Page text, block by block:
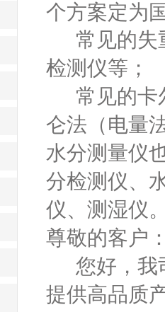
个方案定为
常见的失
检测仪等；
常见的卡
仑法（电量
水分测量仪
分检测仪、
仪、测湿仪
尊敬的客
您好，我
提供高品质